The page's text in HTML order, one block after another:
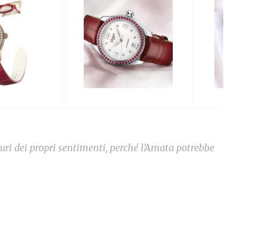
dei propri sentimenti, perché l’Amata potrebbe